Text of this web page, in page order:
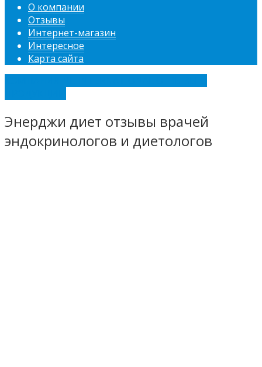
О компании
Отзывы
Интернет-магазин
Интересное
Карта сайта
Энерджи диет отзывы врачей
эндокринологов и диетологов